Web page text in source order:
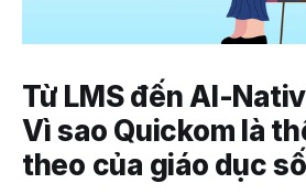
Từ LMS đến AI-
Vì sao Quickom là
theo của giáo dục